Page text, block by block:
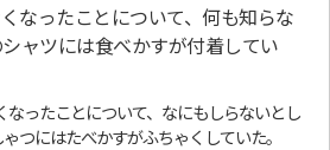
なったことについて、何も知らな
ャツには食べかすが付着してい
なったことについて、なにもしらないとし
つにはたべかすがふちゃくしていた。